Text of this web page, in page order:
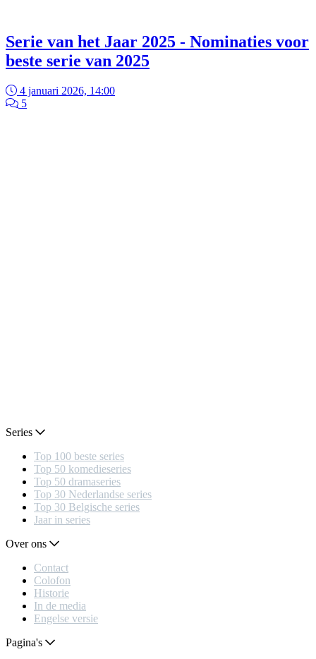
Serie van het Jaar 2025 - Nominaties voor
beste serie van 2025
4 januari 2026, 14:00
5
Series
Top 100 beste series
Top 50 komedieseries
Top 50 dramaseries
Top 30 Nederlandse series
Top 30 Belgische series
Jaar in series
Over ons
Contact
Colofon
Historie
In de media
Engelse versie
Pagina's